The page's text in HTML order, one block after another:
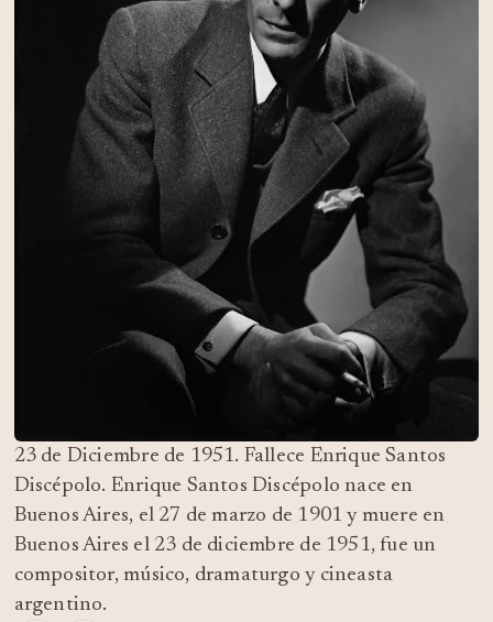
23 de Diciembre de 1951. Fallece Enrique Santos
Discépolo. Enrique Santos Discépolo nace en
Buenos Aires, el 27 de marzo de 1901 y muere en
Buenos Aires el 23 de diciembre de 1951, fue un
compositor, músico, dramaturgo y cineasta
argentino.